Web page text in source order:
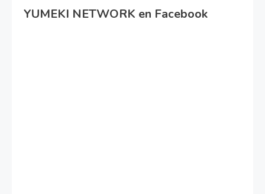
YUMEKI NETWORK en Facebook